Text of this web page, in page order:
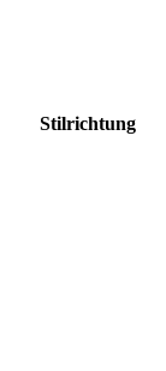
Stilrichtung